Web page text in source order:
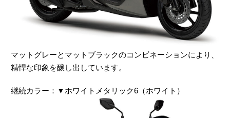
マットグレーとマットブラックのコンビネーションにより、
精悍な印象を醸し出しています。
継続カラー：▼ホワイトメタリック6（ホワイト）